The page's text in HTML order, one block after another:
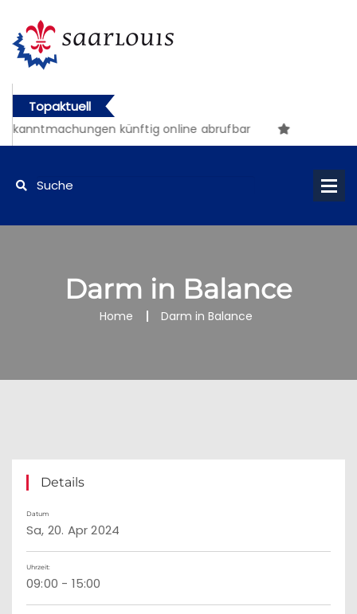
Topaktuell
künftig online abrufbar
Darm in Balance
Home Darm in Balance
Details
Datum
Sa, 20. Apr 2024
Uhrzeit:
09:00 - 15:00